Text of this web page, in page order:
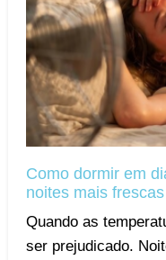
Como dormir em
noites mais
Quando as
ser prejudicado.